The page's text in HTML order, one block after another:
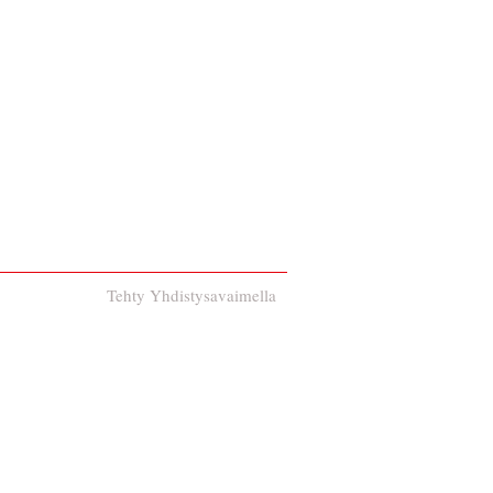
Tehty Yhdistysavaimella